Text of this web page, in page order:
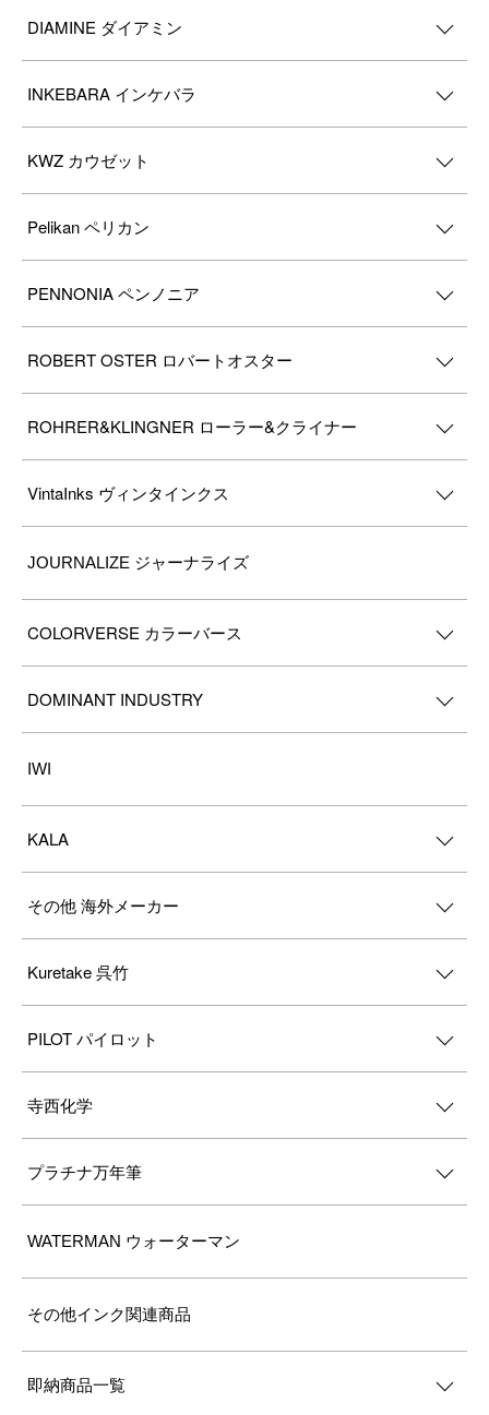
DIAMINE ダイアミン
INKEBARA インケバラ
KWZ カウゼット
Pelikan ペリカン
PENNONIA ペンノニア
ROBERT OSTER ロバートオスター
ROHRER&KLINGNER ローラー&クライナー
VintaInks ヴィンタインクス
JOURNALIZE ジャーナライズ
COLORVERSE カラーバース
DOMINANT INDUSTRY
IWI
KALA
その他 海外メーカー
Kuretake 呉竹
PILOT パイロット
寺西化学
プラチナ万年筆
WATERMAN ウォーターマン
その他インク関連商品
即納商品一覧